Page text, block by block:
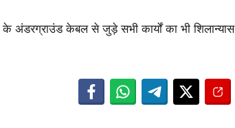
अंडरग्राउंड केबल से जुड़े सभी कार्यों का भी शिलान्यास